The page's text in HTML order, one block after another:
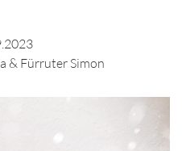
& Fürruter Simon